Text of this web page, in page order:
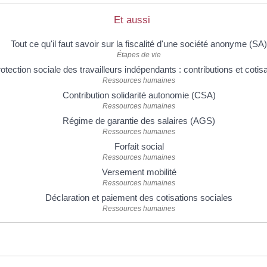
Et aussi
Tout ce qu'il faut savoir sur la fiscalité d'une société anonyme (SA)
Étapes de vie
sociale des travailleurs indépendants : contributions et
Ressources humaines
Contribution solidarité autonomie (CSA)
Ressources humaines
Régime de garantie des salaires (AGS)
Ressources humaines
Forfait social
Ressources humaines
Versement mobilité
Ressources humaines
Déclaration et paiement des cotisations sociales
Ressources humaines